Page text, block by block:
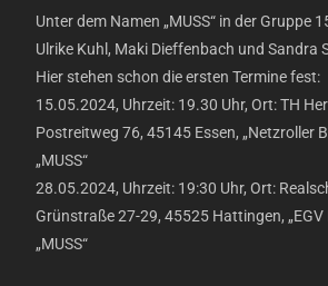
Unter dem Namen „MUSS“ in der Gruppe
Ulrike Kuhl, Maki Dieffenbach und Sandra
Hier stehen schon die ersten Termine fest:
15.05.2024, Uhrzeit: 19.30 Uhr, Ort: TH
Postreitweg 76, 45145 Essen, „Netzroller
„MUSS“
28.05.2024, Uhrzeit: 19:30 Uhr, Ort:
Grünstraße 27-29, 45525 Hattingen, „EGV
„MUSS“